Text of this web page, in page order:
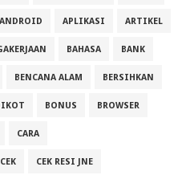
ANDROID APLIKASI ARTIKEL
BAHASA BANK
BENCANA ALAM BERSIHKAN
BONUS BROWSER
CARA
CEK CEK RESI JNE